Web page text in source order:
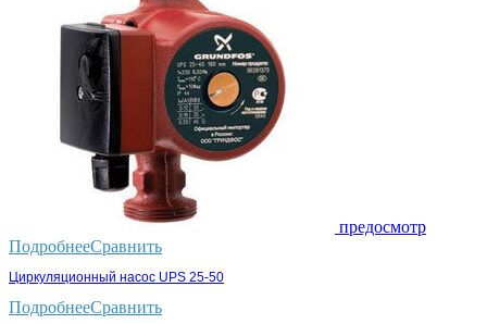
предосмотр
ПодробнееСравнить
Циркуляционный насос UPS 25-50
ПодробнееСравнить